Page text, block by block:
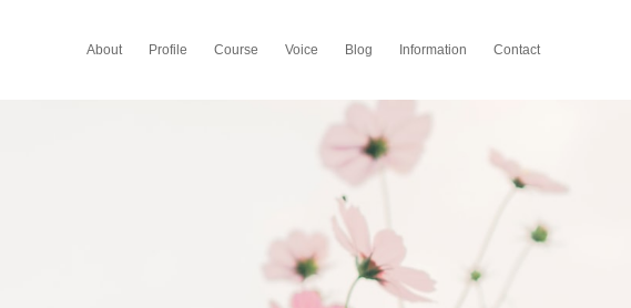
About Profile Course Voice Blog Information Contact